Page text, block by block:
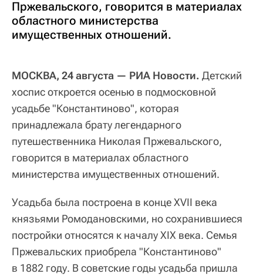
Пржевальского, говорится в материалах
областного министерства
имущественных отношений.
МОСКВА, 24 августа — РИА Новости. Детский
хоспис откроется осенью в подмосковной
усадьбе "Константиново", которая
принадлежала брату легендарного
путешественника Николая Пржевальского,
говорится в материалах областного
министерства имущественных отношений.
Усадьба была построена в конце XVII века
князьями Ромодановскими, но сохранившиеся
постройки относятся к началу XIX века. Семья
Пржевальских приобрела "Константиново"
в 1882 году. В советские годы усадьба пришла